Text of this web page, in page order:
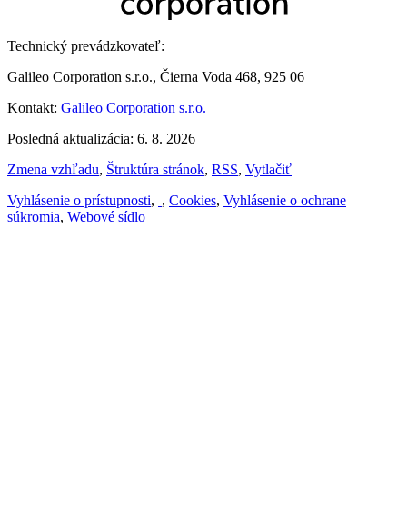
Technický prevádzkovateľ:
Galileo Corporation s.r.o., Čierna Voda 468, 925 06
Kontakt: Galileo Corporation s.r.o.
Posledná aktualizácia: 6. 8. 2026
Zmena vzhľadu, Štruktúra stránok, RSS, Vytlačiť
Vyhlásenie o prístupnosti, , Cookies, Vyhlásenie o ochrane
súkromia, Webové sídlo